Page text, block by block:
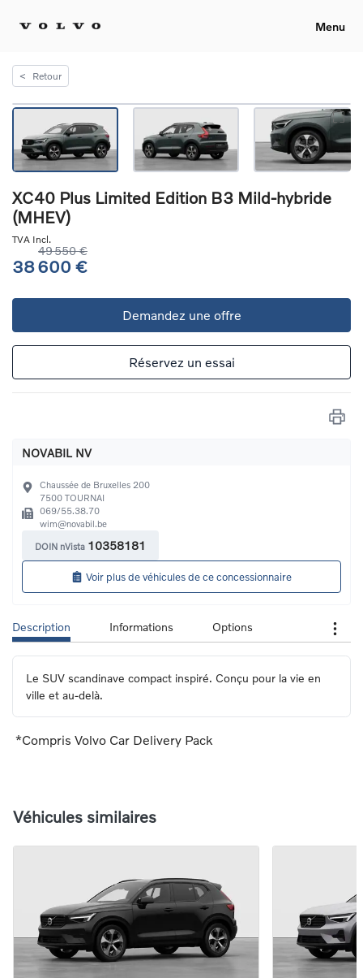
Menu
< Retour
XC40 Plus Limited Edition B3 Mild-hybride
(MHEV)
TVA Incl.
49 550 €
38 600 €
Demandez une offre
Réservez un essai
NOVABIL NV
Chaussée de Bruxelles 200
7500 TOURNAI
069/55.38.70
wim@novabil.be
DOIN nVista 10358181
Voir plus de véhicules de ce concessionnaire
Description Informations Options
Le SUV scandinave compact inspiré. Conçu pour la vie en
ville et au-delà.
*Compris Volvo Car Delivery Pack
Véhicules similaires